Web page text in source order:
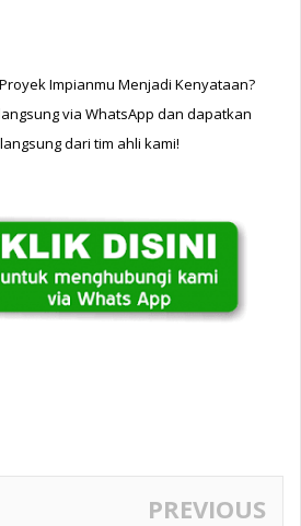
Impianmu Menjadi Kenyataan?
via WhatsApp dan dapatkan
dari tim ahli kami!
PREVIOUS